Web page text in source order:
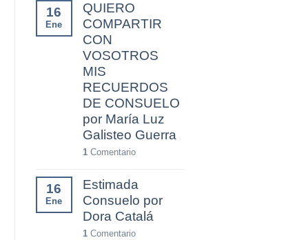
16
Ene
QUIERO
COMPARTIR
CON
VOSOTROS
MIS
RECUERDOS
DE CONSUELO
por María Luz
Galisteo Guerra
1Comentario
16
Ene
Estimada
Consuelo por
Dora Catalá
1Comentario